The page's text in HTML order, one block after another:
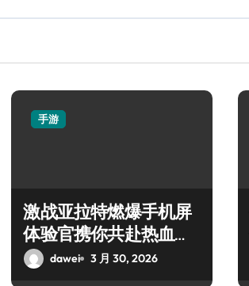
手游
激战亚拉特燃爆手机屏
体验官携你共赴热血枪
战盛宴
dawei 3 月 30, 2026